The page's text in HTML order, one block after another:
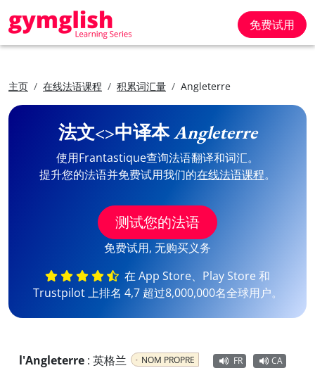
免费试用
主页 在线法语课程 积累词汇量 Angleterre
法文<>中译本Angleterre
使用Frantastique查询法语翻译和词汇。
提升您的法语并免费试用我们的在线法语课程。
测试您的法语
免费试用, 无购买义务
在 App Store、Play Store 和
Trustpilot 上排名 4,7 超过8,000,000名全球用户。
l'Angleterre : 英格兰 NOM PROPRE FR CA